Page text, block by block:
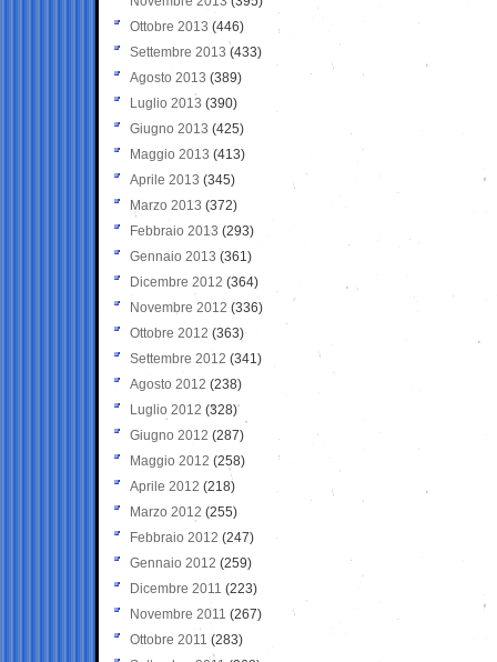
Ottobre 2013 (446)
Settembre 2013 (433)
Agosto 2013 (389)
Luglio 2013 (390)
Giugno 2013 (425)
Maggio 2013 (413)
Aprile 2013 (345)
Marzo 2013 (372)
Febbraio 2013 (293)
Gennaio 2013 (361)
Dicembre 2012 (364)
Novembre 2012 (336)
Ottobre 2012 (363)
Settembre 2012 (341)
Agosto 2012 (238)
Luglio 2012 (328)
Giugno 2012 (287)
Maggio 2012 (258)
Aprile 2012 (218)
Marzo 2012 (255)
Febbraio 2012 (247)
Gennaio 2012 (259)
Dicembre 2011 (223)
Novembre 2011 (267)
Ottobre 2011 (283)